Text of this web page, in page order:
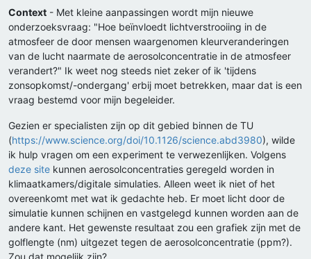
Context - Met kleine aanpassingen wordt mijn nieuwe
onderzoeksvraag: "Hoe beïnvloedt lichtverstrooiing in de
atmosfeer de door mensen waargenomen kleurveranderingen
van de lucht naarmate de aerosolconcentratie in de atmosfeer
verandert?" Ik weet nog steeds niet zeker of ik 'tijdens
zonsopkomst/-ondergang' erbij moet betrekken, maar dat is een
vraag bestemd voor mijn begeleider.
Gezien er specialisten zijn op dit gebied binnen de TU
(https://www.science.org/doi/10.1126/science.abd3980), wilde
ik hulp vragen om een experiment te verwezenlijken. Volgens
deze site kunnen aerosolconcentraties geregeld worden in
klimaatkamers/digitale simulaties. Alleen weet ik niet of het
overeenkomt met wat ik gedachte heb. Er moet licht door de
simulatie kunnen schijnen en vastgelegd kunnen worden aan de
andere kant. Het gewenste resultaat zou een grafiek zijn met de
golflengte (nm) uitgezet tegen de aerosolconcentratie (ppm?).